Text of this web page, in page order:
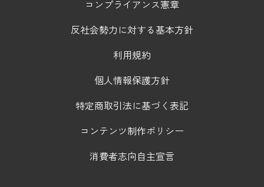
コンプライアンス憲章
反社会勢力に対する基本方針
利用規約
個人情報保護方針
特定商取引法に基づく表記
コンテンツ制作ポリシー
消費者志向自主宣言